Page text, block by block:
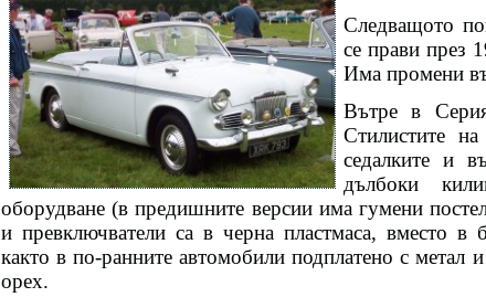
Следващото
се прави през
Има промени
Вътре в
Стилистите
седалките и
дълбоки
оборудване (в предишните версии има гумени
и превключватели са в черна пластмаса, вместо
както в по-ранните автомобили подплатено с метал
орех.